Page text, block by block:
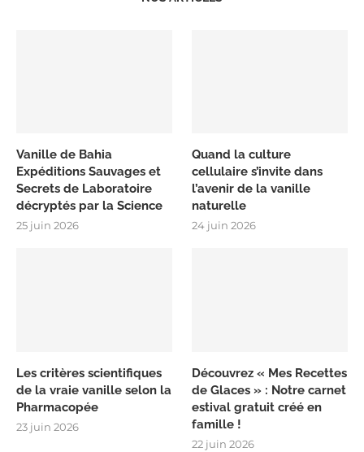
Vanille de Bahia
Expéditions Sauvages et
Secrets de Laboratoire
décryptés par la Science
25 juin 2026
Quand la culture
cellulaire s’invite dans
l’avenir de la vanille
naturelle
24 juin 2026
Les critères scientifiques
de la vraie vanille selon la
Pharmacopée
23 juin 2026
Découvrez « Mes Recettes
de Glaces » : Notre carnet
estival gratuit créé en
famille !
22 juin 2026